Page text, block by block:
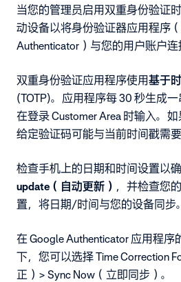
当您的管理员启用双重身份验证
动设备以将身份验证器应用程序
Authenticator）与您的用户账户连
双重身份验证应用程序使用基于
(TOTP)。应用程序每 30 秒生成
在登录 Customer Area 时输入。
给定验证码可能与当前时间戳需
检查手机上的日期和时间设置以
update（自动更新） ，并检查您
置，将日期/时间与您的设备同步。
在 Google Authenticator 应用程序
下，您可以选择 Time Correction
正）> Sync Now（立即同步）。